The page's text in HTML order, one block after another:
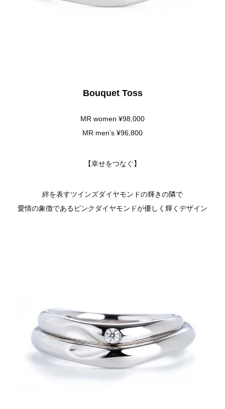
Bouquet Toss
MR women ¥98,000
MR men’s ¥96,800
【幸せをつなぐ】
絆を表すツインズダイヤモンドの輝きの隣で
愛情の象徴であるピンクダイヤモンドが優しく輝くデザイン